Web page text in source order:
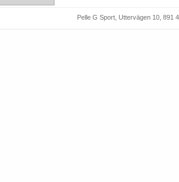
Pelle G Sport, Uttervägen 10, 891